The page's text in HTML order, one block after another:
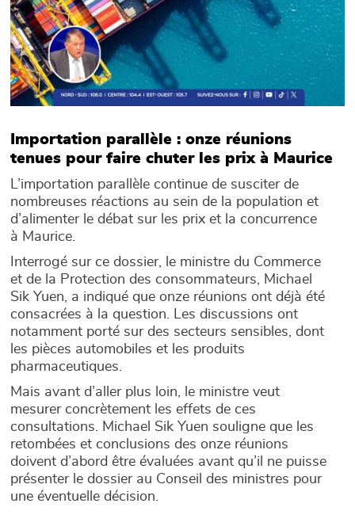
Importation parallèle : onze réunions
tenues pour faire chuter les prix à Maurice
L’importation parallèle continue de susciter de
nombreuses réactions au sein de la population et
d’alimenter le débat sur les prix et la concurrence
à Maurice.
Interrogé sur ce dossier, le ministre du Commerce
et de la Protection des consommateurs, Michael
Sik Yuen, a indiqué que onze réunions ont déjà été
consacrées à la question. Les discussions ont
notamment porté sur des secteurs sensibles, dont
les pièces automobiles et les produits
pharmaceutiques.
Mais avant d’aller plus loin, le ministre veut
mesurer concrètement les effets de ces
consultations. Michael Sik Yuen souligne que les
retombées et conclusions des onze réunions
doivent d’abord être évaluées avant qu’il ne puisse
présenter le dossier au Conseil des ministres pour
une éventuelle décision.